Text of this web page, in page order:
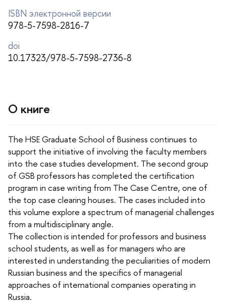
ISBN электронной версии
978-5-7598-2816-7
doi
10.17323/978-5-7598-2736-8
О книге
The HSE Graduate School of Business continues to
support the initiative of involving the faculty members
into the case studies development. The second group
of GSB professors has completed the certification
program in case writing from The Case Centre, one of
the top case clearing houses. The cases included into
this volume explore a spectrum of managerial challenges
from a multidisciplinary angle.
The collection is intended for professors and business
school students, as well as for managers who are
interested in understanding the peculiarities of modern
Russian business and the specifics of managerial
approaches of international companies operating in
Russia.